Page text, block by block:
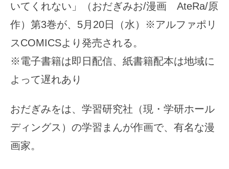
いてくれない」（おだぎみお/漫画 AteRa/原
作）第3巻が、5月20日（水）※アルファポリ
スCOMICSより発売される。
※電子書籍は即日配信、紙書籍配本は地域に
よって遅れあり
おだぎみをは、学習研究社（現・学研ホール
ディングス）の学習まんが作画で、有名な漫
画家。